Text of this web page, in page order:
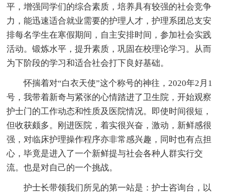
平，增强同学们的综合素质，培养具有较强的社会竞争
力，能迅速适合就业需要的护理人才，护理系团总支安
排每名学生在寒假期间，自主安排时间，参加社会实践
活动。锻炼水平，提升素质，巩固在校理论学习。从而
为下阶段的学习和适合社会打下良好基础。
怀揣着对“白衣天使”这个称号的神往，2020年2月1
号，我带着新奇与紧张的心情踏进了卫生院，开始观察
护士门的工作动态和性质及医院情况。即使时间很短，
但收获颇多。刚进医院，着实很兴奋，激动，新鲜感很
强，对临床护理操作程序亦非常感兴趣，同时也有点担
心，毕竟是进入了一个新鲜提与社会各种人群实行交
流。也是对自己的一个挑战。
护士长带领我们所见的第一站是：护士咨询台，以